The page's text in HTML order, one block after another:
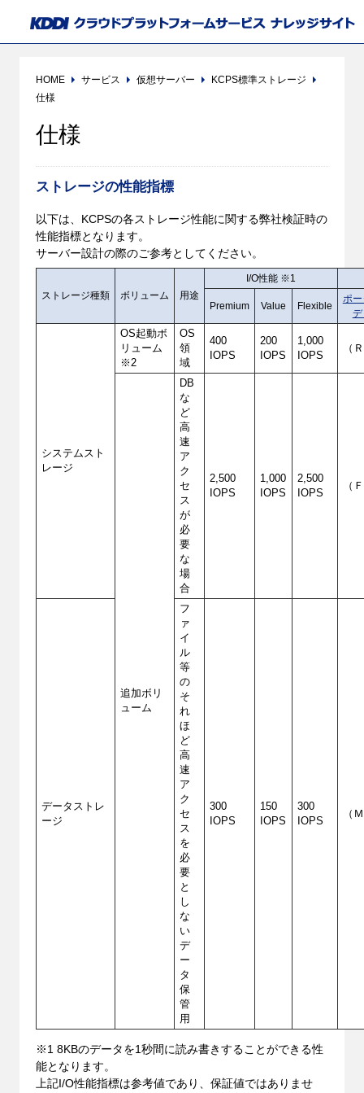
HOME サービス 仮想サーバー
KCPS標準ストレージ
仕様
仕様
ストレージの性能指標
以下は、KCPSの各ストレージ性能に関する弊社検証時の
性能指標となります。
サーバー設計の際のご参考としてください。
ストレージ種類 ボリューム 用途
I/O性能 ※1
Premium Value Flexible
ポ
システムスト
レージ
OS起動ボ
リューム
※2
OS
領
域
400
IOPS
200
IOPS
1,000
IOPS
（
追加ボリ
ューム
DB
な
ど
高
速
ア
ク
セ
ス
が
必
要
な
場
合
2,500
IOPS
1,000
IOPS
2,500
IOPS
（
データストレ
ージ
フ
ァ
イ
ル
等
の
そ
れ
ほ
ど
高
速
ア
ク
セ
ス
を
必
要
と
し
な
い
デ
ー
タ
保
管
用
300
IOPS
150
IOPS
300
IOPS
（
※1 8KBのデータを1秒間に読み書きすることができる性
能となります。
上記I/O性能指標は参考値であり、保証値ではありませ